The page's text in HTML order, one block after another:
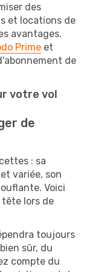
des
et locations de
avantages.
Prime et
de
votre vol
de
: sa
variée, son
Voici
tête lors de
toujours
sûr, du
compte du